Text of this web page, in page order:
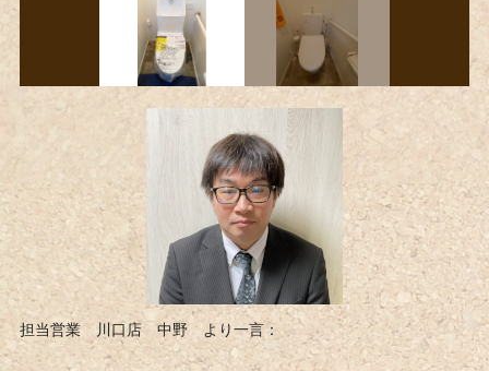
担当営業 川口店 中野 より一言：